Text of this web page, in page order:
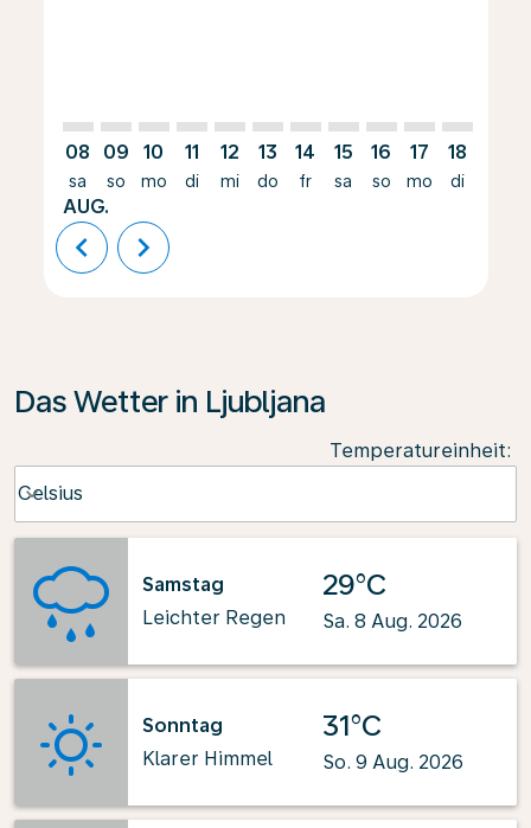
08
sa
AUG.
09
so
10
mo
11
di
12
mi
13
do
14
fr
15
sa
16
so
17
mo
18
di
chevron_left chevron_right
Das Wetter in Ljubljana
Temperatureinheit:
Celsius
keyboard_arrow_down
Samstag
Leichter Regen
29°C
Sa. 8 Aug. 2026
Sonntag
Klarer Himmel
31°C
So. 9 Aug. 2026